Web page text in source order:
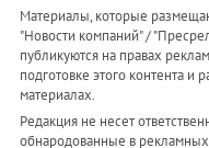
Материалы, которые
"Новости компаний" /
публикуются на правах
подготовке этого контента и
материалах.
Редакция не несет
обнародованные в